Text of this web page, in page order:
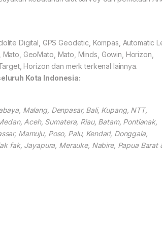
Digital, GPS Geodetic, Kompas, Automatic
GeoMato, Mato, Minds, Gowin, Horizon,
Horizon dan merk terkenal lainnya.
Kota Indonesia:
Malang, Denpasar, Bali, Kupang, NTT,
Aceh, Sumatera, Riau, Batam, Pontianak,
Mamuju, Poso, Palu, Kendari, Donggala,
fak, Jayapura, Merauke, Nabire, Papua Barat